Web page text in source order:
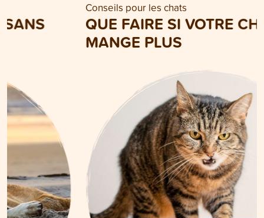
Conseils pour les chats
QUE FAIRE SI VOTRE CHAT NE
MANGE PLUS